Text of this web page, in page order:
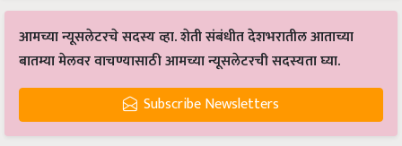
आमच्या न्यूसलेटरचे सदस्य व्हा. शेती संबंधीत देशभरातील आताच्या
बातम्या मेलवर वाचण्यासाठी आमच्या न्यूसलेटरची सदस्यता घ्या.
Subscribe Newsletters